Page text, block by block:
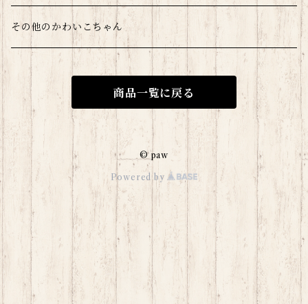
爬虫類
その他のかわいこちゃん
商品一覧に戻る
© paw
Powered by